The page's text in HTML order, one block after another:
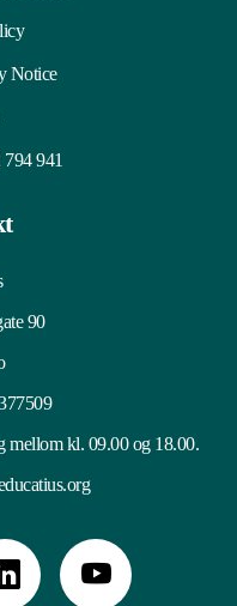
Notice
941
90
mellom kl. 09.00 og 18.00.